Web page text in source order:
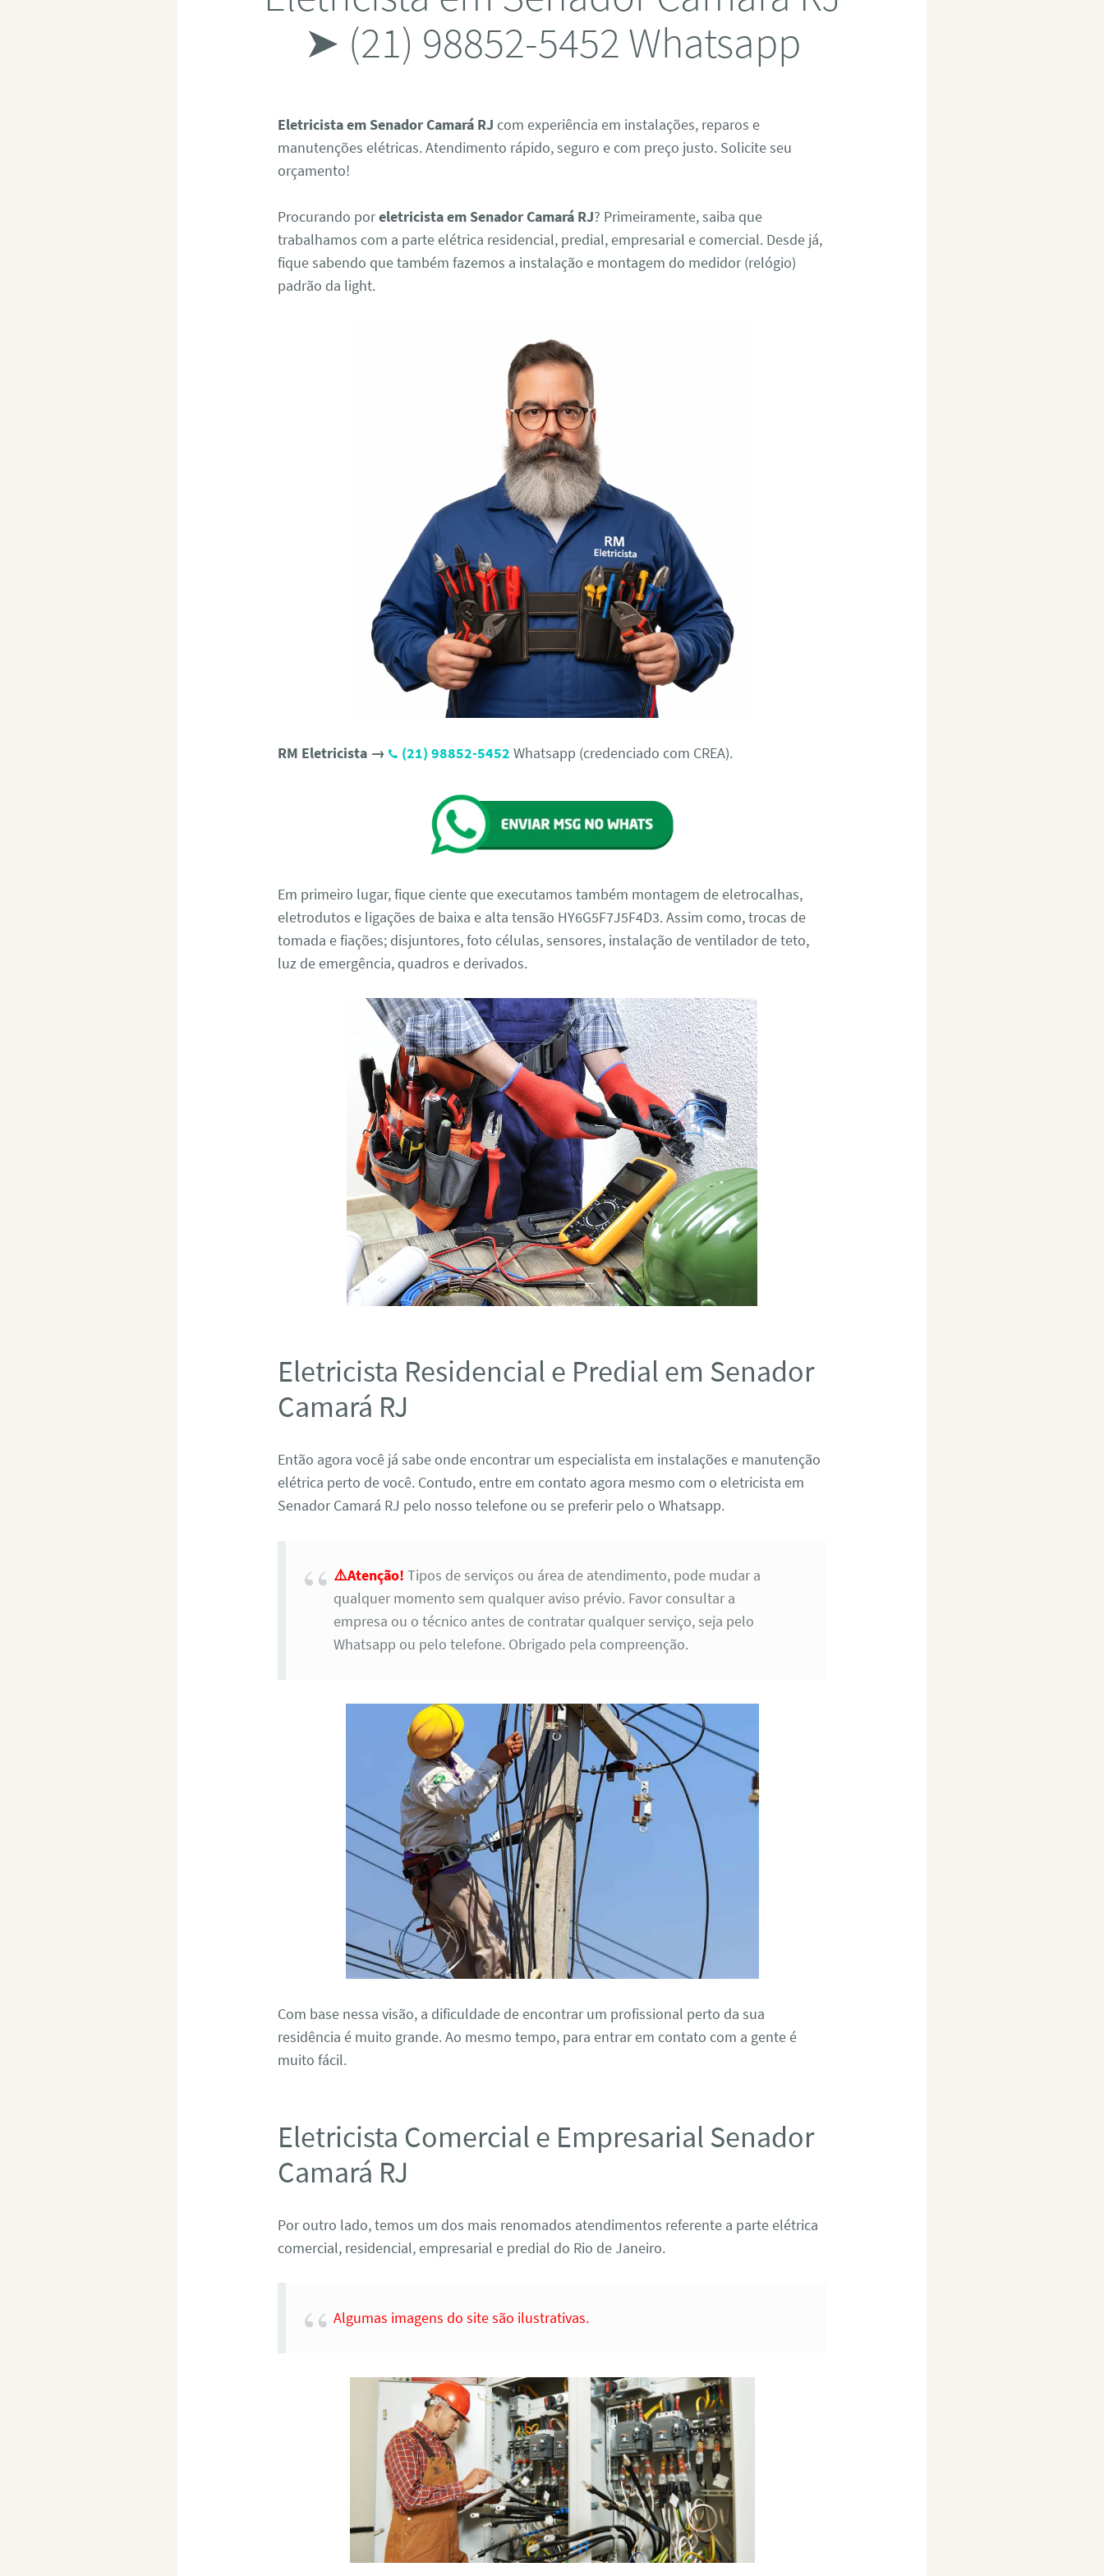
➤ (21) 98852-5452 Whatsapp
Eletricista em Senador Camará RJ com experiência em instalações, reparos e
manutenções elétricas. Atendimento rápido, seguro e com preço justo. Solicite seu
orçamento!
Procurando poreletricista em Senador Camará RJ? Primeiramente, saiba que
trabalhamos com a parte elétrica residencial, predial, empresarial e comercial. Desde já,
fique sabendo que também fazemos a instalação e montagem do medidor (relógio)
padrão da light.
RM Eletricista → (21) 98852-5452 Whatsapp (credenciado com CREA).
Em primeiro lugar, fique ciente que executamos também montagem de eletrocalhas,
eletrodutos e ligações de baixa e alta tensão HY6G5F7J5F4D3. Assim como, trocas de
tomada e fiações; disjuntores, foto células, sensores, instalação de ventilador de teto,
luz de emergência, quadros e derivados.
Eletricista Residencial e Predial em Senador
Camará RJ
Então agora você já sabe onde encontrar um especialista em instalações e manutenção
elétrica perto de você. Contudo, entre em contato agora mesmo com o eletricista em
Senador Camará RJ pelo nosso telefone ou se preferir pelo o Whatsapp.
⚠️Atenção! Tipos de serviços ou área de atendimento, pode mudar a
qualquer momento sem qualquer aviso prévio. Favor consultar a
empresa ou o técnico antes de contratar qualquer serviço, seja pelo
Whatsapp ou pelo telefone. Obrigado pela compreenção.
Com base nessa visão, a dificuldade de encontrar um profissional perto da sua
residência é muito grande. Ao mesmo tempo, para entrar em contato com a gente é
muito fácil.
Eletricista Comercial e Empresarial Senador
Camará RJ
Por outro lado, temos um dos mais renomados atendimentos referente a parte elétrica
comercial, residencial, empresarial e predial do Rio de Janeiro.
Algumas imagens do site são ilustrativas.